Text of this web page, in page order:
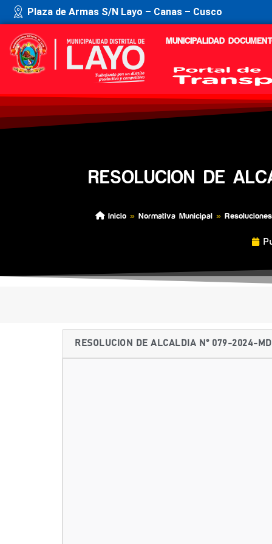
Plaza de Armas S/N Layo – Canas – Cusco
MUNICIPALIDAD
RESOLUCION DE
Inicio» Normativa Municipal»
RESOLUCION DE ALCALDIA N° 079-2024-